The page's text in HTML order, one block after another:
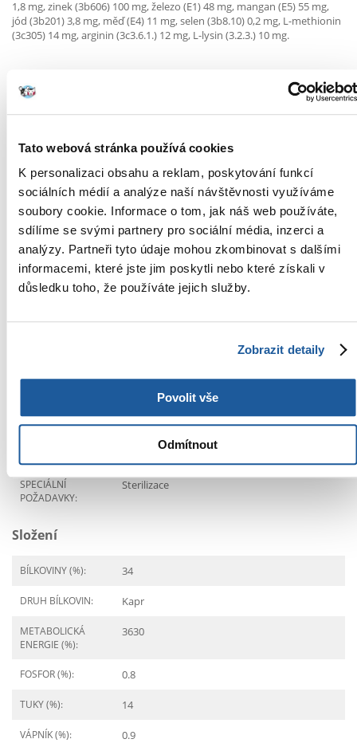
Tato webová stránka používá cookies
K personalizaci obsahu a reklam, poskytování funkcí
sociálních médií a analýze naší návštěvnosti využíváme
soubory cookie. Informace o tom, jak náš web používáte,
sdílíme se svými partnery pro sociální média, inzerci a
analýzy. Partneři tyto údaje mohou zkombinovat s dalšími
informacemi, které jste jim poskytli nebo které získali v
důsledku toho, že používáte jejich služby.
Zobrazit detaily
Povolit vše
Odmítnout
1,8 mg, zinek (3b606) 100 mg, železo (E1) 48 mg, mangan (E5) 55 mg,
jód (3b201) 3,8 mg, měď (E4) 11 mg, selen (3b8.10) 0,2 mg, L-methionin
(3c305) 14 mg, arginin (3c3.6.1.) 12 mg, L-lysin (3.2.3.) 10 mg.
Otázky a odpovědi (FAQ)
Parametry
HMOTNOST OBALU
(KG):
0.4
PRODUKTOVÁ ŘADA:
CARNILOVE Adult
VÝROBCE: CARNILOVE
Určení
SPECIÁLNÍ
POŽADAVKY:
Sterilizace
Složení
BÍLKOVINY (%): 34
DRUH BÍLKOVIN: Kapr
METABOLICKÁ
ENERGIE (%):
3630
FOSFOR (%): 0.8
TUKY (%): 14
VÁPNÍK (%): 0.9